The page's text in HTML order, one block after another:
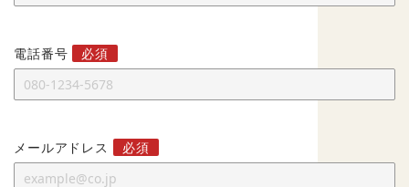
電話番号
メールアドレス